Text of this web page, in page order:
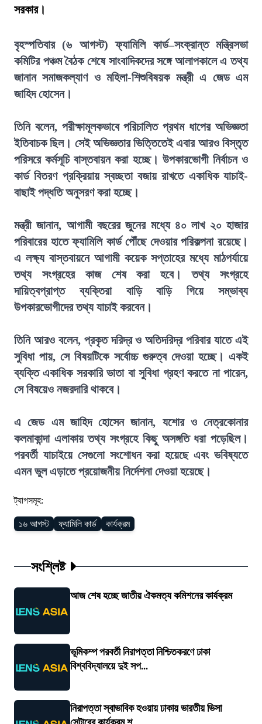
সরকার।
বৃহস্পতিবার (৬ আগস্ট) ফ্যামিলি কার্ড–সংক্রান্ত মন্ত্রিসভা
কমিটির পঞ্চম বৈঠক শেষে সাংবাদিকদের সঙ্গে আলাপকালে এ তথ্য
জানান সমাজকল্যাণ ও মহিলা-শিশুবিষয়ক মন্ত্রী এ জেড এম
জাহিদ হোসেন।
তিনি বলেন, পরীক্ষামূলকভাবে পরিচালিত প্রথম ধাপের অভিজ্ঞতা
ইতিবাচক ছিল। সেই অভিজ্ঞতার ভিত্তিতেই এবার আরও বিস্তৃত
পরিসরে কর্মসূচি বাস্তবায়ন করা হচ্ছে। উপকারভোগী নির্বাচন ও
কার্ড বিতরণ প্রক্রিয়ায় স্বচ্ছতা বজায় রাখতে একাধিক যাচাই-
বাছাই পদ্ধতি অনুসরণ করা হচ্ছে।
মন্ত্রী জানান, আগামী বছরের জুনের মধ্যে ৪০ লাখ ২০ হাজার
পরিবারের হাতে ফ্যামিলি কার্ড পৌঁছে দেওয়ার পরিকল্পনা রয়েছে।
এ লক্ষ্য বাস্তবায়নে আগামী কয়েক সপ্তাহের মধ্যে মাঠপর্যায়ে
তথ্য সংগ্রহের কাজ শেষ করা হবে। তথ্য সংগ্রহে
দায়িত্বপ্রাপ্ত ব্যক্তিরা বাড়ি বাড়ি গিয়ে সম্ভাব্য
উপকারভোগীদের তথ্য যাচাই করবেন।
তিনি আরও বলেন, প্রকৃত দরিদ্র ও অতিদরিদ্র পরিবার যাতে এই
সুবিধা পায়, সে বিষয়টিকে সর্বোচ্চ গুরুত্ব দেওয়া হচ্ছে। একই
ব্যক্তি একাধিক সরকারি ভাতা বা সুবিধা গ্রহণ করতে না পারেন,
সে বিষয়েও নজরদারি থাকবে।
এ জেড এম জাহিদ হোসেন জানান, যশোর ও নেত্রকোনার
কলমাকান্দা এলাকায় তথ্য সংগ্রহে কিছু অসঙ্গতি ধরা পড়েছিল।
পরবর্তী যাচাইয়ে সেগুলো সংশোধন করা হয়েছে এবং ভবিষ্যতে
এমন ভুল এড়াতে প্রয়োজনীয় নির্দেশনা দেওয়া হয়েছে।
ট্যাগসমূহ:
১৬ আগস্ট ফ্যামিলি কার্ড কার্যক্রম
সংশ্লিষ্ট
আজ শেষ হচ্ছে জাতীয় ঐকমত্য কমিশনের কার্যক্রম
ভূমিকম্প পরবর্তী নিরাপত্তা নিশ্চিতকরণে ঢাকা
বিশ্ববিদ্যালয়ে দুই সপ...
নিরাপত্তা স্বাভাবিক হওয়ায় ঢাকায় ভারতীয় ভিসা